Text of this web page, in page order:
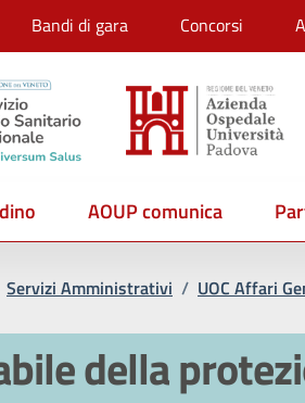
Bandi di gara Concorsi
AOUP comunica
Servizi Amministrativi / UOC Affari
della